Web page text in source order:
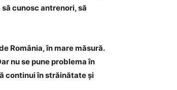
cunosc antrenori, să
România, în mare măsură.
nu se pune problema în
continui în străinătate și